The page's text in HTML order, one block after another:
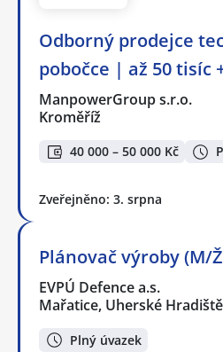
Odborný prodejce
pobočce | až 50 tisíc
ManpowerGroup s.r.o.
Kroměříž
40 000 – 50 000 Kč
Zveřejněno: 3. srpna
Plánovač výroby (M/
EVPÚ Defence a.s.
Mařatice, Uherské Hradiště
Plný úvazek